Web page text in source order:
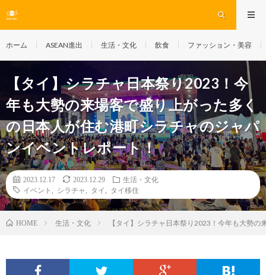
ホーム ASEAN進出 生活・文化 飲食 ファッション・美容
【タイ】シラチャ日本祭り2023！今
年も大勢の来場客で盛り上がった多く
の日本人が住む港町シラチャのジャパ
ンイベントレポート！
2023.12.17 2023.12.29
生活・文化
イベント
シラチャ タイ タイ移住
HOME 生活・文化 【タイ】シラチャ日本祭り2023！今年も大勢